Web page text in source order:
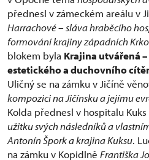
přednesl v zámeckém areálu v
Harrachové – sláva hraběcího
formování krajiny západních
blokem byla Krajina utvářená
estetického a duchovního
Uličný se na zámku v Jičíně
kompozici na Jičínsku a jejímu
Kolda přednesl v hospitalu
užitku svých následníků a
Antonín Špork a krajina Kuksu.
na zámku v Kopidlně Františka